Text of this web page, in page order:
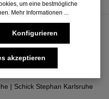
| Schick Stephan Karlsruhe
zzgl.
nicht anders angegeben.
um eine bestmögliche
Mehr Informationen ...
Konfigurieren
akzeptieren